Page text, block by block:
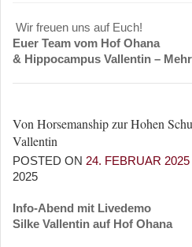
Wir freuen uns auf Euch!
Euer Team vom Hof Ohana
& Hippocampus Vallentin –
Von Horsemanship zur Hohen
Vallentin
POSTED ON 24. FEBRUAR 2025
2025
Info-Abend mit Livedemo
Silke Vallentin auf Hof Ohana